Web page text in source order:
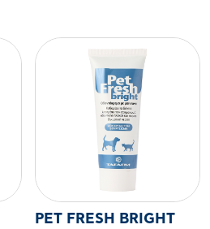
PET FRESH BRIGHT